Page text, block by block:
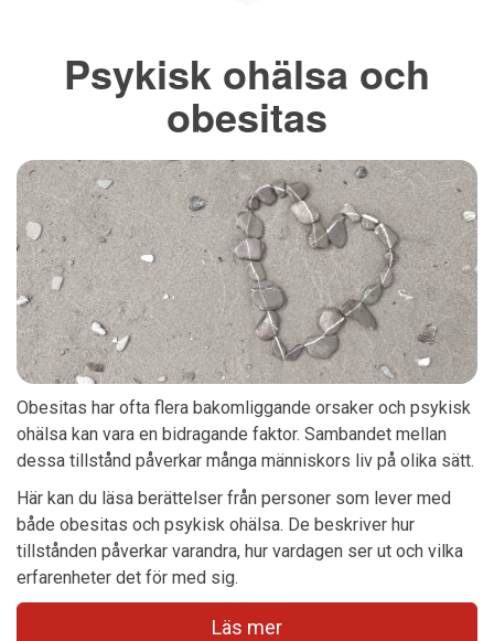
Psykisk ohälsa och
obesitas
Obesitas har ofta flera bakomliggande orsaker och psykisk
ohälsa kan vara en bidragande faktor. Sambandet mellan
dessa tillstånd påverkar många människors liv på olika sätt.
Här kan du läsa berättelser från personer som lever med
både obesitas och psykisk ohälsa. De beskriver hur
tillstånden påverkar varandra, hur vardagen ser ut och vilka
erfarenheter det för med sig.
Läs mer